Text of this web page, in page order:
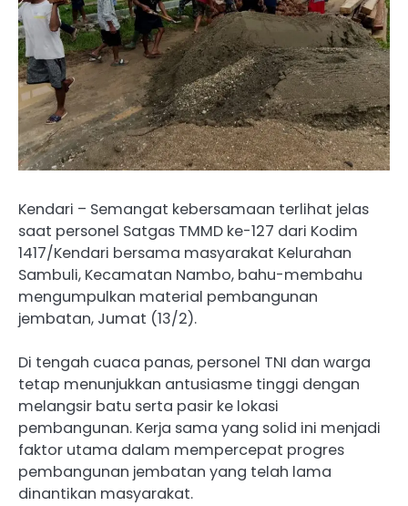
Kendari – Semangat kebersamaan terlihat jelas
saat personel Satgas TMMD ke-127 dari Kodim
1417/Kendari bersama masyarakat Kelurahan
Sambuli, Kecamatan Nambo, bahu-membahu
mengumpulkan material pembangunan
jembatan, Jumat (13/2).
Di tengah cuaca panas, personel TNI dan warga
tetap menunjukkan antusiasme tinggi dengan
melangsir batu serta pasir ke lokasi
pembangunan. Kerja sama yang solid ini menjadi
faktor utama dalam mempercepat progres
pembangunan jembatan yang telah lama
dinantikan masyarakat.